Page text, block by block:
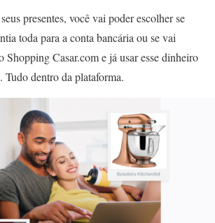
presentes, você vai poder escolher se
toda para a conta bancária ou se vai
Shopping Casar.com e já usar esse dinheiro
Tudo dentro da plataforma.